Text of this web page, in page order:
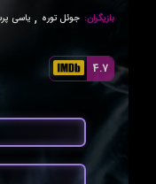
بازیگران: جوئل توره , یاسی
4.7